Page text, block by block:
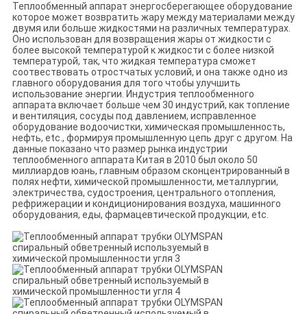
Теплообменный аппарат энергосберегающее оборудование
которое может возвратить жару между материалами между
двумя или больше жидкостями на различных температурах.
Оно использован для возвращения жары от жидкости с
более высокой температурой к жидкости с более низкой
температурой, так, что жидкая температура сможет
соотвествовать отростчатых условий, и она также одно из
главного оборудования для того чтобы улучшить
использование энергии. Индустрия теплообменного
аппарата включает больше чем 30 индустрий, как топление
и вентиляция, сосуды под давлением, исправленное
оборудование водоочистки, химическая промышленность,
нефть, etc., формируя промышленную цепь друг с другом. На
данные показано что размер рынка индустрии
теплообменного аппарата Китая в 2010 был около 50
миллиардов юань, главным образом сконцентрированный в
полях нефти, химической промышленности, металлургии,
электричества, судостроения, центрального отопления,
рефрижерации и кондиционирования воздуха, машинного
оборудования, еды, фармацевтической продукции, etc.